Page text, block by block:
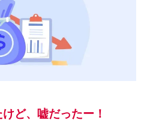
ど、嘘だったー！